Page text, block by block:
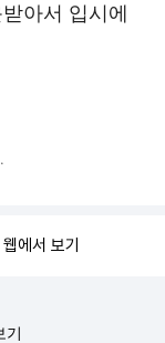
아서 입시에
에서 보기
기